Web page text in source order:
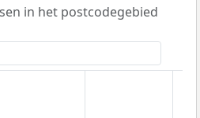
in het postcodegebied